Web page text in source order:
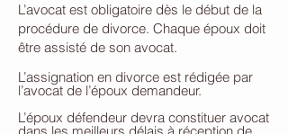
L’avocat est obligatoire dès le début de la
procédure de divorce. Chaque époux doit
être assisté de son avocat.
L’assignation en divorce est rédigée par
l’avocat de l’époux demandeur.
L’époux défendeur devra constituer avocat